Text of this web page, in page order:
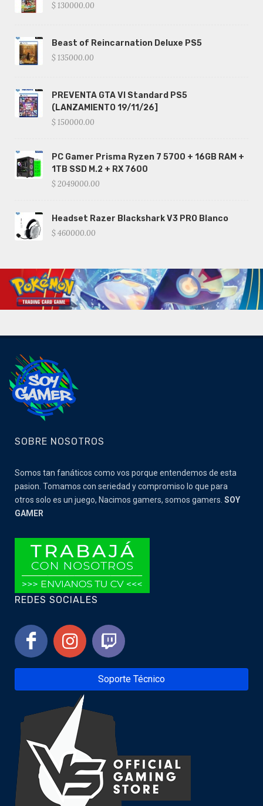
$ 130000.00
Beast of Reincarnation Deluxe PS5
$ 135000.00
PREVENTA GTA VI Standard PS5
(LANZAMIENTO 19/11/26]
$ 150000.00
PC Gamer Prisma Ryzen 7 5700 + 16GB RAM +
1TB SSD M.2 + RX 7600
$ 2049000.00
Headset Razer Blackshark V3 PRO Blanco
$ 460000.00
SOBRE NOSOTROS
Somos tan fanáticos como vos porque entendemos de esta
pasion. Tomamos con seriedad y compromiso lo que para
otros solo es un juego, Nacimos gamers, somos gamers. SOY
GAMER
REDES SOCIALES
Soporte Técnico